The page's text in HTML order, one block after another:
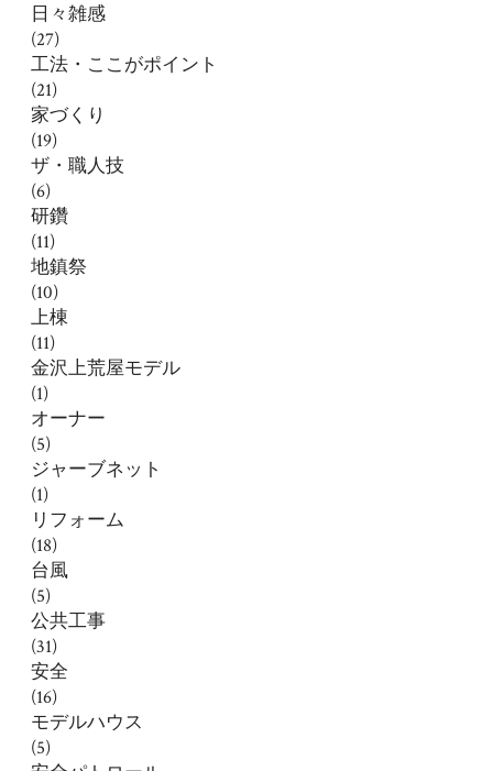
日々雑感
(27)
工法・ここがポイント
(21)
家づくり
(19)
ザ・職人技
(6)
研鑽
(11)
地鎮祭
(10)
上棟
(11)
金沢上荒屋モデル
(1)
オーナー
(5)
ジャーブネット
(1)
リフォーム
(18)
台風
(5)
公共工事
(31)
安全
(16)
モデルハウス
(5)